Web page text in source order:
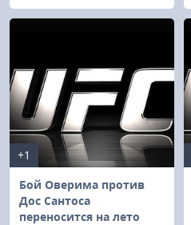
+1
Бой Оверима против
Дос Сантоса
переносится на лето